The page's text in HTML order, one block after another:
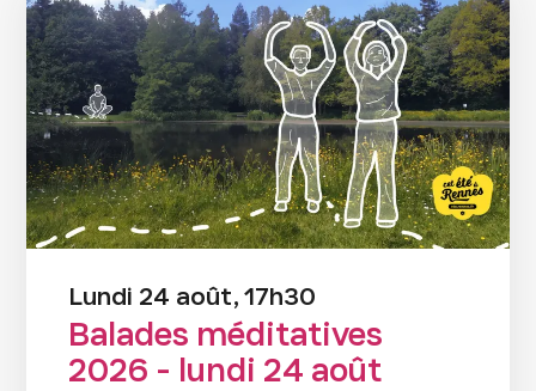
Lundi 24 août, 17h30
Balades méditatives
2026 - lundi 24 août